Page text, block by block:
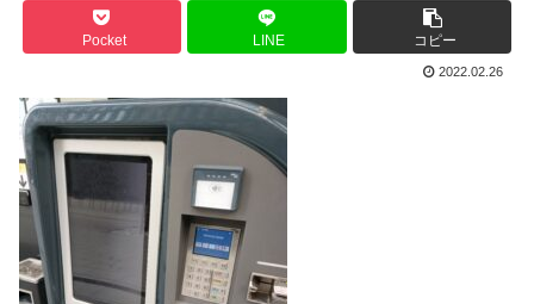
Pocket LINE コピー
2022.02.26